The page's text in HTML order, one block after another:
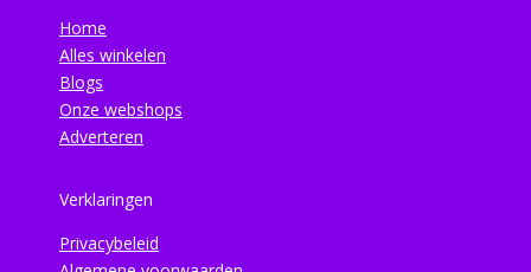
Home
Alles winkelen
Blogs
Onze webshops
Adverteren
Verklaringen
Privacybeleid